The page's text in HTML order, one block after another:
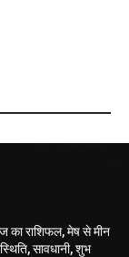
राशिफल, मेष से मीन
सावधानी, शुभ